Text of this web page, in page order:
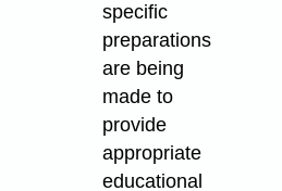
specific
preparations
are being
made to
provide
appropriate
educational